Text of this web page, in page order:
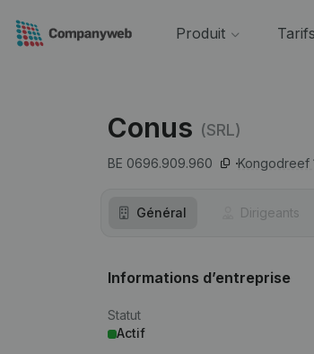
Produit Tarifs
Conus (SRL)
BE 0696.909.960 Kongodreef
Général Dirigeants
Informations d’entreprise
Statut
Actif